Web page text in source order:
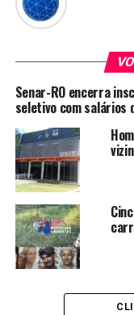
Senar-RO encerra
seletivo com salários